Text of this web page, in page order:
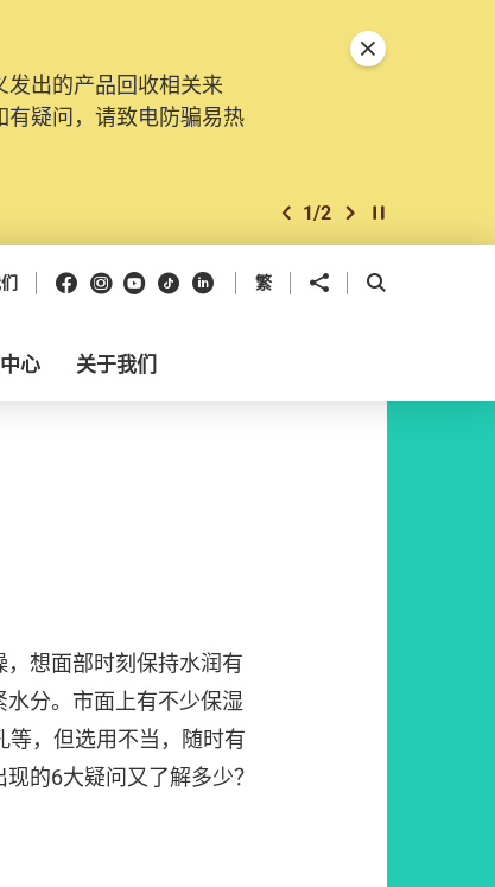
出的产品回收相关来
疑问，请致电防骗易热
上一个
1/2 下一个开始/暂停幻灯
关闭特別通告
Facebook
Instagram
Youtube
抖音领英 繁 分享到 开启搜寻框
心 关于我们
想面部时刻保持水润有
分。市面上有不少保湿
等，但选用不当，随时有
的6大疑问又了解多少？